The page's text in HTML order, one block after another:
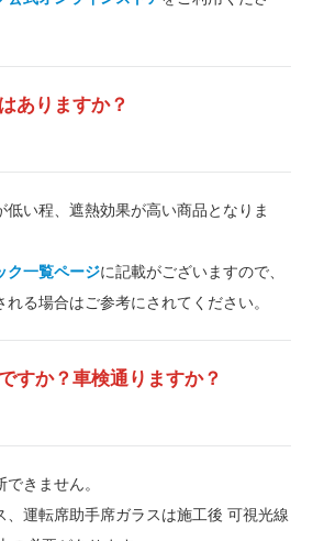
ありますか？
低い程、遮熱効果が高い商品となりま
ク一覧ページに記載がございますので、
る場合はご参考にされてください。
すか？車検通りますか？
きません。
、運転席助手席ガラスは施工後 可視光線